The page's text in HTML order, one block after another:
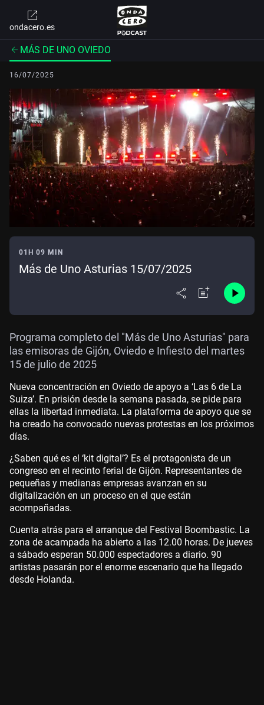
ondacero.es
MÁS DE UNO OVIEDO
16/07/2025
01H 09 MIN
Más de Uno Asturias 15/07/2025
Programa completo del "Más de Uno Asturias" para
las emisoras de Gijón, Oviedo e Infiesto del martes
15 de julio de 2025
Nueva concentración en Oviedo de apoyo a ‘Las 6 de La
Suiza’. En prisión desde la semana pasada, se pide para
ellas la libertad inmediata. La plataforma de apoyo que se
ha creado ha convocado nuevas protestas en los próximos
días.
¿Saben qué es el ‘kit digital’? Es el protagonista de un
congreso en el recinto ferial de Gijón. Representantes de
pequeñas y medianas empresas avanzan en su
digitalización en un proceso en el que están
acompañadas.
Cuenta atrás para el arranque del Festival Boombastic. La
zona de acampada ha abierto a las 12.00 horas. De jueves
a sábado esperan 50.000 espectadores a diario. 90
artistas pasarán por el enorme escenario que ha llegado
desde Holanda.